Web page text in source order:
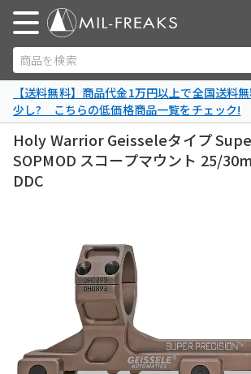
商品を検索
【送料無料】商品代金1万円以上で全国送料
少し? こちらの低価格商品一覧をチェック!
Holy Warrior Geisseleタイプ
SOPMOD スコープマウント 25/
DDC